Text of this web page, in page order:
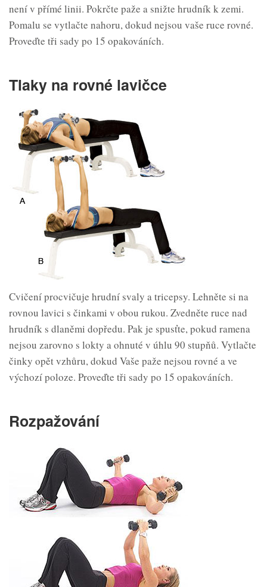
není v přímé linii. Pokrčte paže a snižte hrudník k zemi.
Pomalu se vytlačte nahoru, dokud nejsou vaše ruce rovné.
Proveďte tři sady po 15 opakováních.
Tlaky na rovné lavičce
Cvičení procvičuje hrudní svaly a tricepsy. Lehněte si na
rovnou lavici s činkami v obou rukou. Zvedněte ruce nad
hrudník s dlaněmi dopředu. Pak je spusťte, pokud ramena
nejsou zarovno s lokty a ohnuté v úhlu 90 stupňů. Vytlačte
činky opět vzhůru, dokud Vaše paže nejsou rovné a ve
výchozí poloze. Proveďte tři sady po 15 opakováních.
Rozpažování